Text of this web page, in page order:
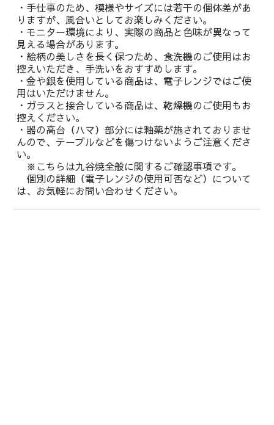
・手仕事のため、模様やサイズには若干の個体差があ
りますが、風合いとしてお楽しみください。
・モニター環境により、実際の商品と色味が異なって
見える場合があります。
・絵柄の美しさを長く保つため、食洗機のご使用はお
控えいただき、手洗いをおすすめします。
・金や銀を使用している商品は、電子レンジではご使
用はいただけません。
・ガラスと接合している商品は、乾燥機のご使用もお
控えください。
・器の高台（ハマ）部分には釉薬が施されておりませ
んので、テーブルなどを傷つけないようご注意くださ
い。
※こちらは九谷焼全般に関するご確認事項です。
個別の詳細（電子レンジの使用可否など）について
は、お気軽にお問い合わせください。